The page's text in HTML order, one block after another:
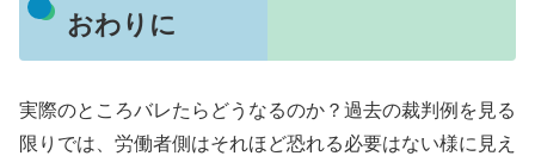
おわりに
実際のところバレたらどうなるのか？過去の裁判例を見る
限りでは、労働者側はそれほど恐れる必要はない様に見え